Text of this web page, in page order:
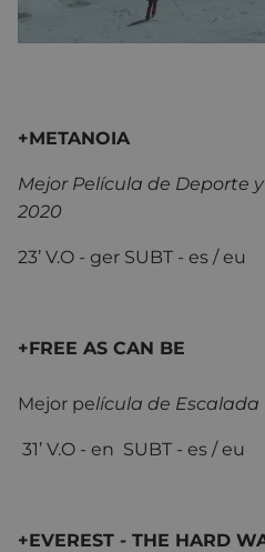
Mejor Película de Deporte
2020
23’ V.O - ger SUBT - es / eu
+FREE AS CAN BE
Mejor película de Escalada
31’ V.O - en SUBT - es / eu
+EVEREST - THE HARD